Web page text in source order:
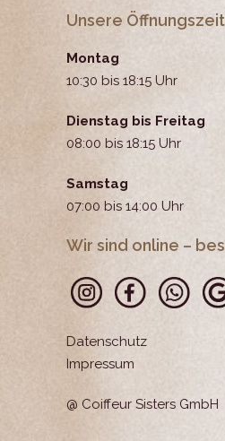
Unsere
Montag
10:30 bis 18:15 Uhr
Dienstag bis Freitag
08:00 bis 18:15 Uhr
Samstag
07:00 bis 14:00 Uhr
Wir sind online –
Datenschutz
Impressum
@ Coiffeur Sisters GmbH